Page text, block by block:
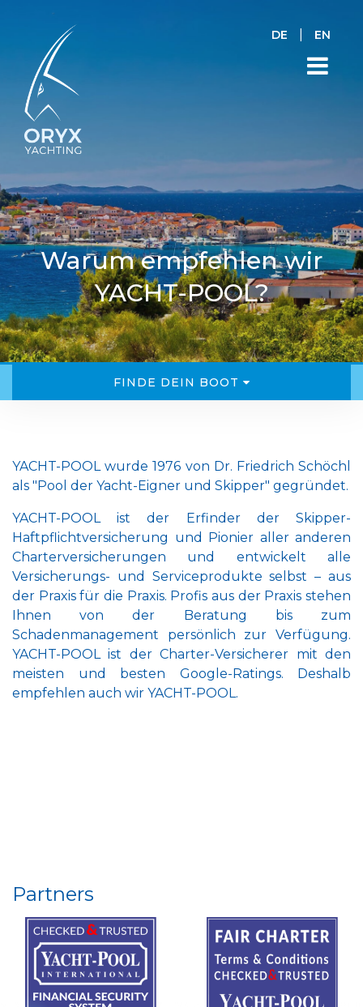
DE EN
Warum empfehlen wir
YACHT-POOL?
FINDE DEIN BOOT
YACHT-POOL wurde 1976 von Dr. Friedrich Schöchl
als "Pool der Yacht-Eigner und Skipper" gegründet.
YACHT-POOL ist der Erfinder der Skipper-
Haftpflichtversicherung und Pionier aller anderen
Charterversicherungen und entwickelt alle
Versicherungs- und Serviceprodukte selbst – aus
der Praxis für die Praxis. Profis aus der Praxis stehen
Ihnen von der Beratung bis zum
Schadenmanagement persönlich zur Verfügung.
YACHT-POOL ist der Charter-Versicherer mit den
meisten und besten Google-Ratings. Deshalb
empfehlen auch wir YACHT-POOL.
Partners